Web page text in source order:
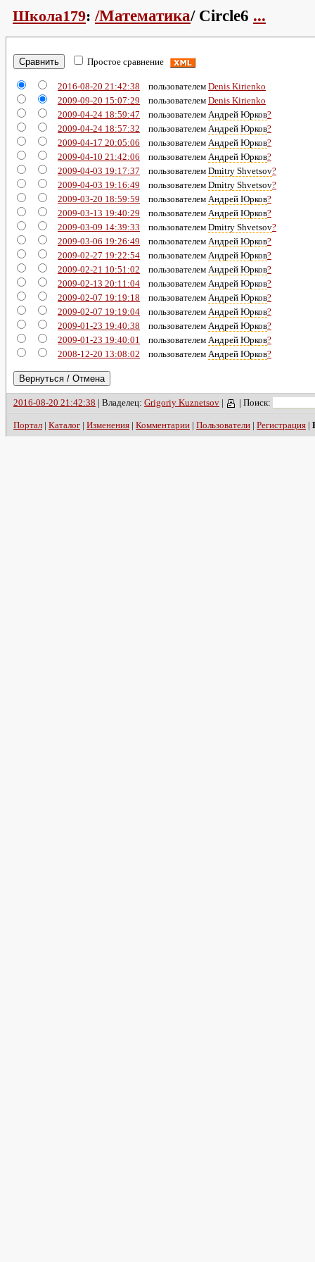
Школа179: /Математика/ Circle6 ...
Простое сравнение
2016-08-20 21:42:38 пользователем Denis Kirienko
2009-09-20 15:07:29 пользователем Denis Kirienko
2009-04-24 18:59:47 пользователем Андрей Юрков?
2009-04-24 18:57:32 пользователем Андрей Юрков?
2009-04-17 20:05:06 пользователем Андрей Юрков?
2009-04-10 21:42:06 пользователем Андрей Юрков?
2009-04-03 19:17:37 пользователем Dmitry Shvetsov?
2009-04-03 19:16:49 пользователем Dmitry Shvetsov?
2009-03-20 18:59:59 пользователем Андрей Юрков?
2009-03-13 19:40:29 пользователем Андрей Юрков?
2009-03-09 14:39:33 пользователем Dmitry Shvetsov?
2009-03-06 19:26:49 пользователем Андрей Юрков?
2009-02-27 19:22:54 пользователем Андрей Юрков?
2009-02-21 10:51:02 пользователем Андрей Юрков?
2009-02-13 20:11:04 пользователем Андрей Юрков?
2009-02-07 19:19:18 пользователем Андрей Юрков?
2009-02-07 19:19:04 пользователем Андрей Юрков?
2009-01-23 19:40:38 пользователем Андрей Юрков?
2009-01-23 19:40:01 пользователем Андрей Юрков?
2008-12-20 13:08:02 пользователем Андрей Юрков?
2016-08-20 21:42:38 | Владелец: Grigoriy Kuznetsov | | Поиск:
Портал | Каталог | Изменения | Комментарии | Пользователи | Регистрация |